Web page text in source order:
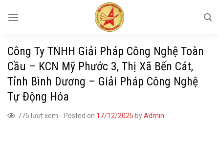
Công Ty TNHH Giải Pháp Công Nghệ Toàn
Cầu – KCN Mỹ Phước 3, Thị Xã Bến Cát,
Tỉnh Bình Dương – Giải Pháp Công Nghệ
Tự Động Hóa
775 lượt xem - Posted on 17/12/2025 byAdmin